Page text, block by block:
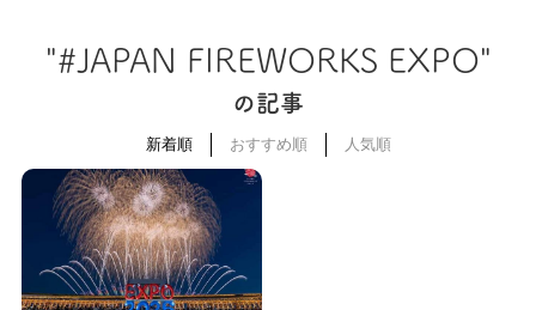
"#JAPAN FIREWORKS EXPO"
の記事
新着順 おすすめ順 人気順